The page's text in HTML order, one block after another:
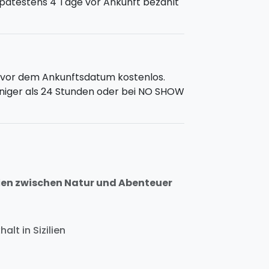
: Ab Acitrezza besucht ihr die
Skippers. Ihr könnt baden
di Insel Lachea kennenlernen!
dem Ankunftsdatum kostenlos.
als 24 Stunden oder bei NO SHOW
zwischen Natur und Abenteuer
in Sizilien